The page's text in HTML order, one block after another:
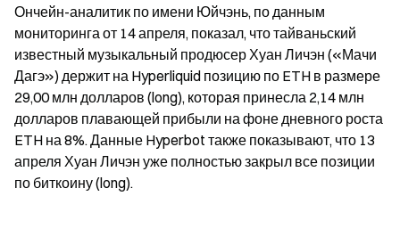
Ончейн-аналитик по имени Юйчэнь, по данным
мониторинга от 14 апреля, показал, что тайваньский
известный музыкальный продюсер Хуан Личэн («Мачи
Дагэ») держит на Hyperliquid позицию по ETH в размере
29,00 млн долларов (long), которая принесла 2,14 млн
долларов плавающей прибыли на фоне дневного роста
ETH на 8%. Данные Hyperbot также показывают, что 13
апреля Хуан Личэн уже полностью закрыл все позиции
по биткоину (long).